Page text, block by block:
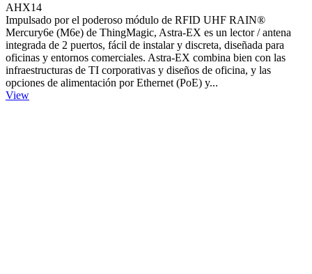
AHX14
Impulsado por el poderoso módulo de RFID UHF RAIN®
Mercury6e (M6e) de ThingMagic, Astra-EX es un lector / antena
integrada de 2 puertos, fácil de instalar y discreta, diseñada para
oficinas y entornos comerciales. Astra-EX combina bien con las
infraestructuras de TI corporativas y diseños de oficina, y las
opciones de alimentación por Ethernet (PoE) y...
View